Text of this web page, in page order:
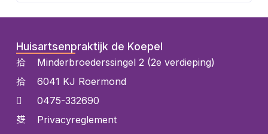
Huisartsenpraktijk de Koepel
Minderbroederssingel 2 (2e verdieping)
6041 KJ Roermond
0475-332690
Privacyreglement